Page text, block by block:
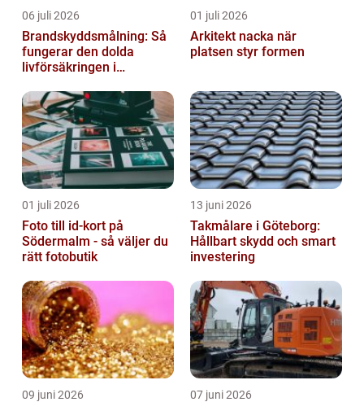
06 juli 2026
Brandskyddsmålning: Så
fungerar den dolda
livförsäkringen i
01 juli 2026
Arkitekt nacka när
platsen styr formen
01 juli 2026
Foto till id-kort på
Södermalm - så väljer du
rätt fotobutik
13 juni 2026
Takmålare i Göteborg:
Hållbart skydd och smart
investering
09 juni 2026 07 juni 2026